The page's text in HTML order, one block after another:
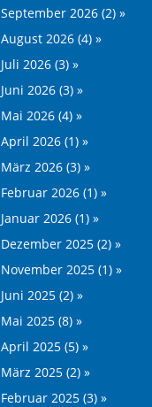
September 2026 (2) »
August 2026 (4) »
Juli 2026 (3) »
Juni 2026 (3) »
Mai 2026 (4) »
April 2026 (1) »
März 2026 (3) »
Februar 2026 (1) »
Januar 2026 (1) »
Dezember 2025 (2) »
November 2025 (1) »
Juni 2025 (2) »
Mai 2025 (8) »
April 2025 (5) »
März 2025 (2) »
Februar 2025 (3) »